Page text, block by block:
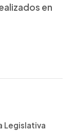
en
Legislativa